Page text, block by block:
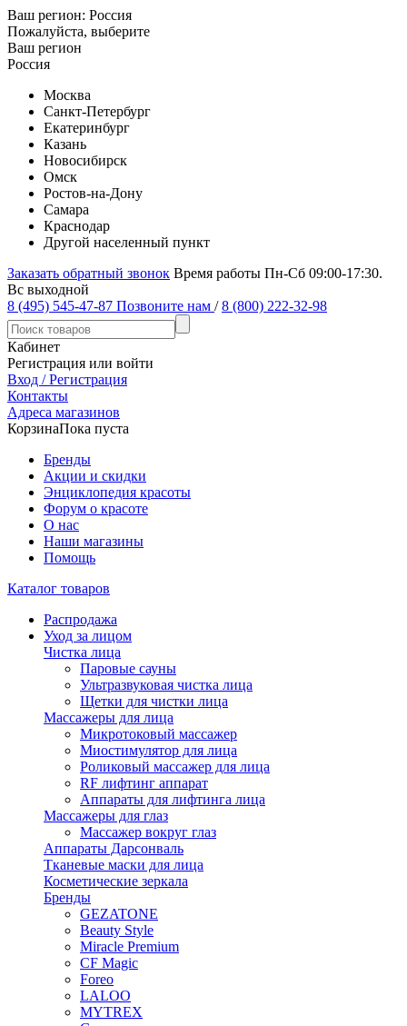
Ваш регион: Россия
Пожалуйста, выберите
Ваш регион
Россия
Москва
Санкт-Петербург
Екатеринбург
Казань
Новосибирск
Омск
Ростов-на-Дону
Самара
Краснодар
Другой населенный пункт
Заказать обратный звонок Время работы Пн-Сб 09:00-17:30.
Вс выходной
8 (495) 545-47-87 Позвоните нам / 8 (800) 222-32-98
Кабинет
Регистрация или войти
Вход / Регистрация
Контакты
Адреса магазинов
КорзинаПока пуста
Бренды
Акции и скидки
Энциклопедия красоты
Форум о красоте
О нас
Наши магазины
Помощь
Каталог товаров
Распродажа
Уход за лицом
Чистка лица
Паровые сауны
Ультразвуковая чистка лица
Щетки для чистки лица
Массажеры для лица
Микротоковый массажер
Миостимулятор для лица
Роликовый массажер для лица
RF лифтинг аппарат
Аппараты для лифтинга лица
Массажеры для глаз
Массажер вокруг глаз
Аппараты Дарсонваль
Тканевые маски для лица
Косметические зеркала
Бренды
GEZATONE
Beauty Style
Miracle Premium
CF Magic
Foreo
LALOO
MYTREX